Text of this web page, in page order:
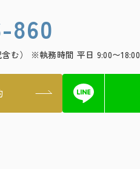
860
む） ※執務時間 平日 9:00〜18:00